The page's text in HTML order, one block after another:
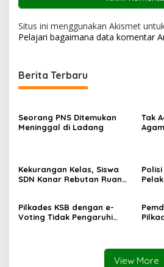
Situs ini menggunakan Akismet
Pelajari bagaimana data komentar
Berita Terbaru
Seorang PNS Ditemukan
Meninggal di Ladang
Tak
Kekurangan Kelas, Siswa
SDN Kanar Rebutan Ruang
Pilkades KSB dengan e-
Voting Tidak Pengaruhi
View More